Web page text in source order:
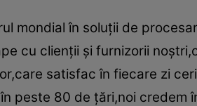
mondial în soluţii de
cu clienţii şi furnizorii
satisfac în fiecare zi
peste 80 de ţări,noi credem